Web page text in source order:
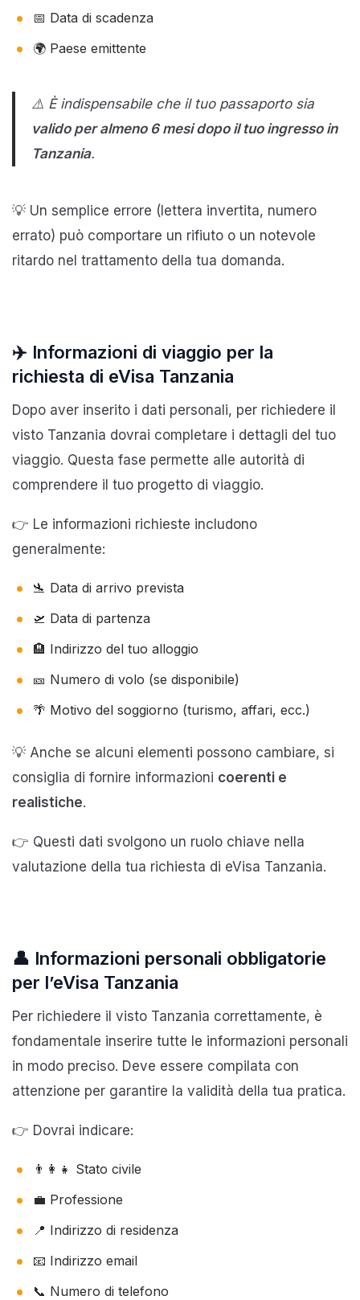
📅 Data di scadenza
🌍 Paese emittente
⚠️ È indispensabile che il tuo passaporto sia
valido per almeno 6 mesi dopo il tuo ingresso in
Tanzania.
💡 Un semplice errore (lettera invertita, numero
errato) può comportare un rifiuto o un notevole
ritardo nel trattamento della tua domanda.
✈️ Informazioni di viaggio per la
richiesta di eVisa Tanzania
Dopo aver inserito i dati personali, per richiedere il
visto Tanzania dovrai completare i dettagli del tuo
viaggio. Questa fase permette alle autorità di
comprendere il tuo progetto di viaggio.
👉 Le informazioni richieste includono
generalmente:
🛬 Data di arrivo prevista
🛫 Data di partenza
🏨 Indirizzo del tuo alloggio
🎫 Numero di volo (se disponibile)
🌴 Motivo del soggiorno (turismo, affari, ecc.)
💡 Anche se alcuni elementi possono cambiare, si
consiglia di fornire informazioni coerenti e
realistiche.
👉 Questi dati svolgono un ruolo chiave nella
valutazione della tua richiesta di eVisa Tanzania.
👤 Informazioni personali obbligatorie
per l’eVisa Tanzania
Per richiedere il visto Tanzania correttamente, è
fondamentale inserire tutte le informazioni personali
in modo preciso. Deve essere compilata con
attenzione per garantire la validità della tua pratica.
👉 Dovrai indicare:
👨‍👩‍👧 Stato civile
💼 Professione
📍 Indirizzo di residenza
📧 Indirizzo email
📞 Numero di telefono